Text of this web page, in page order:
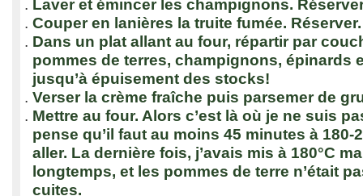
Laver et émincer les champignons.
Couper en lanières la truite fumée. Réserver.
Dans un plat allant au four, répartir par
pommes de terres, champignons, épinards
jusqu’à épuisement des stocks!
Verser la crème fraîche puis parsemer de
Mettre au four. Alors c’est là où je ne suis
pense qu’il faut au moins 45 minutes à 180-
aller. La dernière fois, j’avais mis à 180°C
longtemps, et les pommes de terre n’était
cuites.